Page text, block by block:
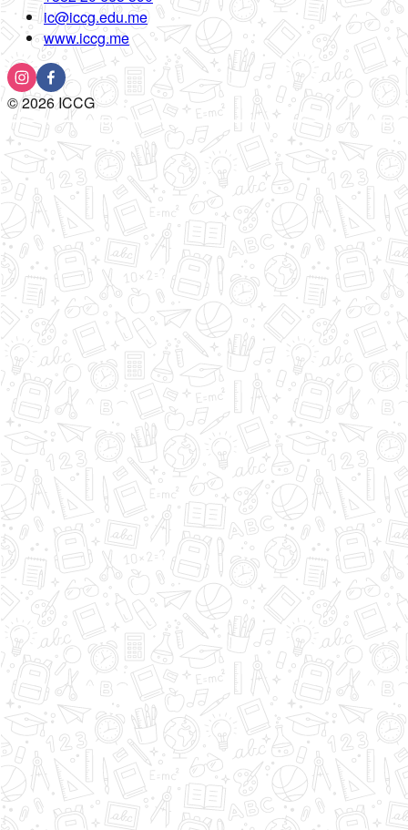
ic@iccg.edu.me
www.iccg.me
©2026ICCG